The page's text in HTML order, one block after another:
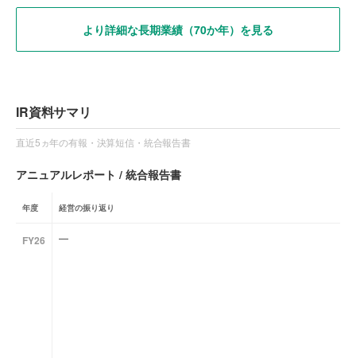
より詳細な長期業績（70か年）を見る
IR資料サマリ
直近5ヵ年の有報・決算短信・統合報告書
アニュアルレポート / 統合報告書
年度 経営の振り返り
FY26 —